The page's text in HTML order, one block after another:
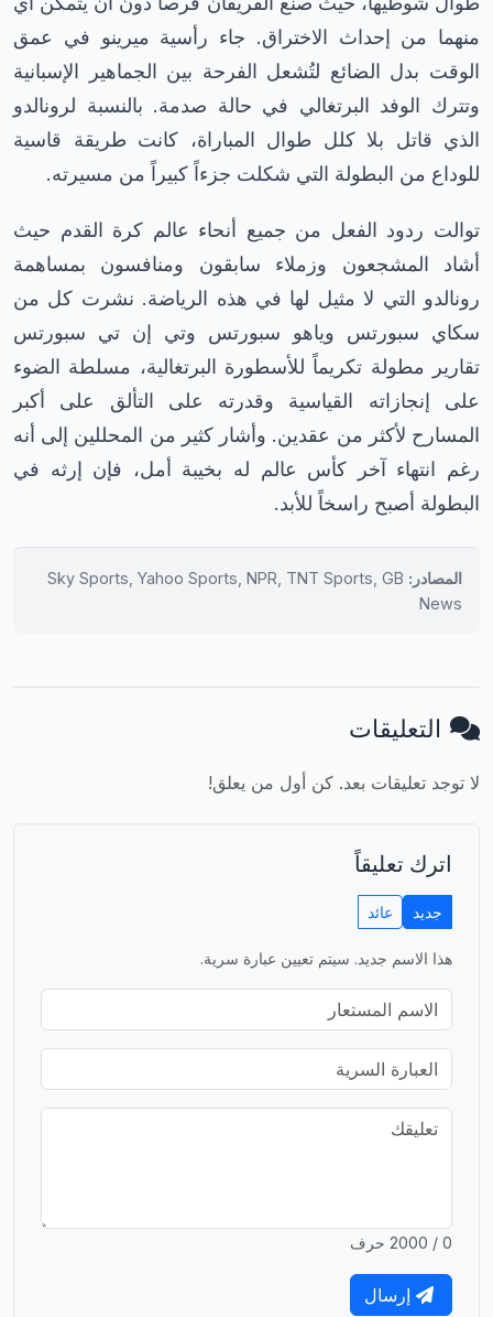
منهما من إحداث الاختراق. جاء رأسية ميرينو في عمق
الوقت بدل الضائع لتُشعل الفرحة بين الجماهير الإسبانية
وتترك الوفد البرتغالي في حالة صدمة. بالنسبة لرونالدو
الذي قاتل بلا كلل طوال المباراة، كانت طريقة قاسية
للوداع من البطولة التي شكلت جزءاً كبيراً من مسيرته.
توالت ردود الفعل من جميع أنحاء عالم كرة القدم حيث
أشاد المشجعون وزملاء سابقون ومنافسون بمساهمة
رونالدو التي لا مثيل لها في هذه الرياضة. نشرت كل من
سكاي سبورتس وياهو سبورتس وتي إن تي سبورتس
تقارير مطولة تكريماً للأسطورة البرتغالية، مسلطة الضوء
على إنجازاته القياسية وقدرته على التألق على أكبر
المسارح لأكثر من عقدين. وأشار كثير من المحللين إلى أنه
رغم انتهاء آخر كأس عالم له بخيبة أمل، فإن إرثه في
البطولة أصبح راسخاً للأبد.
المصادر: Sky Sports, Yahoo Sports, NPR, TNT Sports, GB
News
التعليقات
لا توجد تعليقات بعد. كن أول من يعلق!
اترك تعليقاً
جديد عائد
هذا الاسم جديد. سيتم تعيين عبارة سرية.
0 / 2000 حرف
إرسال